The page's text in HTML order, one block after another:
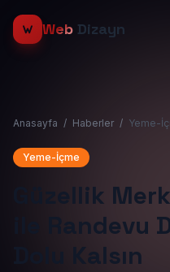
Web Dizayn
Anasayfa / Haberler / Yeme-
Yeme-İçme
Güzellik
ile Randevu
Dolu Kalsın